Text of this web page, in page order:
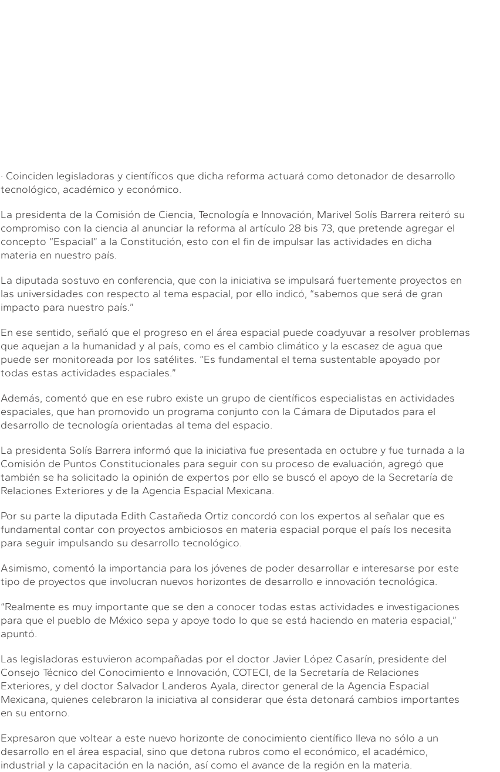
· Coinciden legisladoras y científicos que dicha reforma actuará como detonador de desarrollo
tecnológico, académico y económico.
La presidenta de la Comisión de Ciencia, Tecnología e Innovación, Marivel Solís Barrera reiteró su
compromiso con la ciencia al anunciar la reforma al artículo 28 bis 73, que pretende agregar el
concepto “Espacial” a la Constitución, esto con el fin de impulsar las actividades en dicha
materia en nuestro país.
La diputada sostuvo en conferencia, que con la iniciativa se impulsará fuertemente proyectos en
las universidades con respecto al tema espacial, por ello indicó, “sabemos que será de gran
impacto para nuestro país.”
En ese sentido, señaló que el progreso en el área espacial puede coadyuvar a resolver problemas
que aquejan a la humanidad y al país, como es el cambio climático y la escasez de agua que
puede ser monitoreada por los satélites. “Es fundamental el tema sustentable apoyado por
todas estas actividades espaciales.”
Además, comentó que en ese rubro existe un grupo de científicos especialistas en actividades
espaciales, que han promovido un programa conjunto con la Cámara de Diputados para el
desarrollo de tecnología orientadas al tema del espacio.
La presidenta Solís Barrera informó que la iniciativa fue presentada en octubre y fue turnada a la
Comisión de Puntos Constitucionales para seguir con su proceso de evaluación, agregó que
también se ha solicitado la opinión de expertos por ello se buscó el apoyo de la Secretaría de
Relaciones Exteriores y de la Agencia Espacial Mexicana.
Por su parte la diputada Edith Castañeda Ortiz concordó con los expertos al señalar que es
fundamental contar con proyectos ambiciosos en materia espacial porque el país los necesita
para seguir impulsando su desarrollo tecnológico.
Asimismo, comentó la importancia para los jóvenes de poder desarrollar e interesarse por este
tipo de proyectos que involucran nuevos horizontes de desarrollo e innovación tecnológica.
“Realmente es muy importante que se den a conocer todas estas actividades e investigaciones
para que el pueblo de México sepa y apoye todo lo que se está haciendo en materia espacial,”
apuntó.
Las legisladoras estuvieron acompañadas por el doctor Javier López Casarín, presidente del
Consejo Técnico del Conocimiento e Innovación, COTECI, de la Secretaría de Relaciones
Exteriores, y del doctor Salvador Landeros Ayala, director general de la Agencia Espacial
Mexicana, quienes celebraron la iniciativa al considerar que ésta detonará cambios importantes
en su entorno.
Expresaron que voltear a este nuevo horizonte de conocimiento científico lleva no sólo a un
desarrollo en el área espacial, sino que detona rubros como el económico, el académico,
industrial y la capacitación en la nación, así como el avance de la región en la materia.